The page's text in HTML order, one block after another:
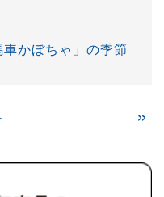
かぼちゃ」の季節